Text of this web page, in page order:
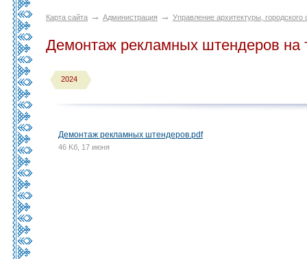
Карта сайта → Администрация → Управление архитектуры,
Демонтаж рекламных штендеров
2024
Демонтаж рекламных штендеров.pdf
46 Kб, 17 июня